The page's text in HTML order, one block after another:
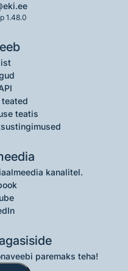
1.48.0
teatis
kanalitel.
paremaks teha!